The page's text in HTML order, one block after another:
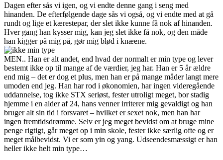
Dagen efter sås vi igen, og vi endte denne gang i seng med
hinanden. De efterfølgende dage sås vi også, og vi endte med at gå
rundt og lige et kærestepar, der slet ikke kunne få nok af hinanden.
Hver gang han kysser mig, kan jeg slet ikke få nok, og den måde
han kigger på mig på, gør mig blød i knæene.
MEN.. Han er alt andet, end hvad der normalt er min type og lever
bestemt ikke op til mange af de værdier, jeg har. Han er 5 år ældre
end mig – det er dog et plus, men han er på mange måder langt mere
umoden end jeg. Han har rod i økonomien, har ingen videregående
uddannelse, tog ikke STX seriøst, fester utroligt meget, bor stadig
hjemme i en alder af 24, hans venner irriterer mig gevaldigt og han
bruger alt sin tid i forsvaret – hvilket er sexet nok, men han har
ingen fremtidsdrømme. Selv er jeg meget bevidst om at bruge mine
penge rigtigt, går meget op i min skole, fester ikke særlig ofte og er
meget målbevidst. Vi er som yin og yang. Udseendesmæssigt er han
heller ikke helt min type…